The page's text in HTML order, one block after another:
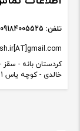
کردستان بانه -
خالدی - کوچه یاس 1 - پلاک : 0 - طبقه : 1 08736248237 - 08736227961
تلفن: 09184005525